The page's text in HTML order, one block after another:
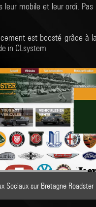
leur mobile et leur ordi.
est boosté grâce à
in CLsystem
Sociaux sur Bretagne Roadster